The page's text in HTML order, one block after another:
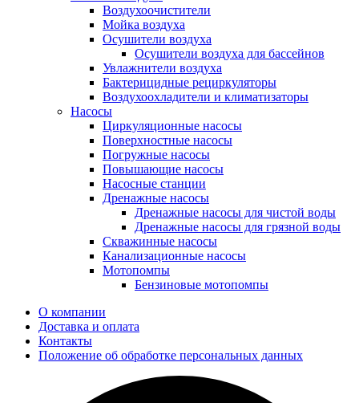
Воздухоочистители
Мойка воздуха
Осушители воздуха
Осушители воздуха для бассейнов
Увлажнители воздуха
Бактерицидные рециркуляторы
Воздухоохладители и климатизаторы
Насосы
Циркуляционные насосы
Поверхностные насосы
Погружные насосы
Повышающие насосы
Насосные станции
Дренажные насосы
Дренажные насосы для чистой воды
Дренажные насосы для грязной воды
Скважинные насосы
Канализационные насосы
Мотопомпы
Бензиновые мотопомпы
О компании
Доставка и оплата
Контакты
Положение об обработке персональных данных